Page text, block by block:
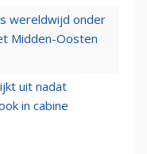
wereldwijd onder
Midden-Oosten
uit nadat
in cabine